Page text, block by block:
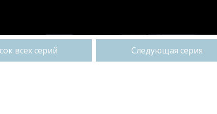
всех серий Следующая серия